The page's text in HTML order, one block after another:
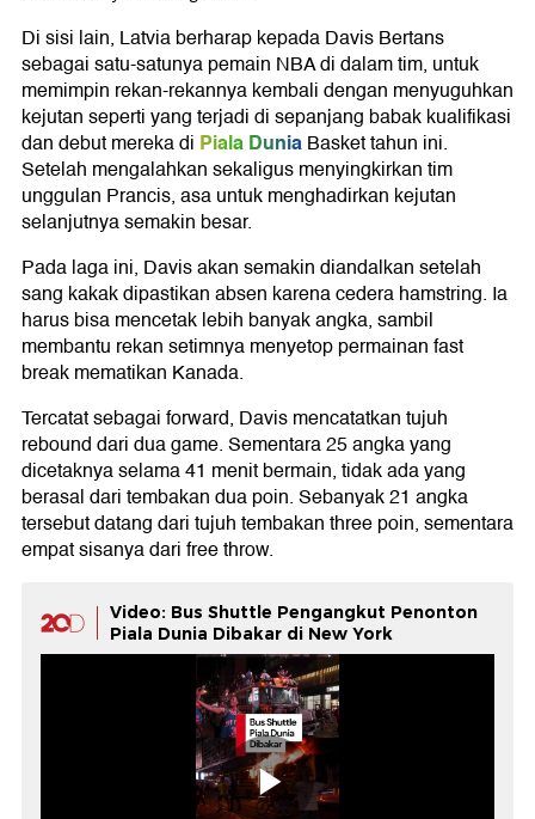
Di sisi lain, Latvia berharap kepada Davis Bertans
sebagai satu-satunya pemain NBA di dalam tim, untuk
memimpin rekan-rekannya kembali dengan menyuguhkan
kejutan seperti yang terjadi di sepanjang babak kualifikasi
dan debut mereka di Piala DuniaBasket tahun ini.
Setelah mengalahkan sekaligus menyingkirkan tim
unggulan Prancis, asa untuk menghadirkan kejutan
selanjutnya semakin besar.
Pada laga ini, Davis akan semakin diandalkan setelah
sang kakak dipastikan absen karena cedera hamstring. Ia
harus bisa mencetak lebih banyak angka, sambil
membantu rekan setimnya menyetop permainan fast
break mematikan Kanada.
Tercatat sebagai forward, Davis mencatatkan tujuh
rebound dari dua game. Sementara 25 angka yang
dicetaknya selama 41 menit bermain, tidak ada yang
berasal dari tembakan dua poin. Sebanyak 21 angka
tersebut datang dari tujuh tembakan three poin, sementara
empat sisanya dari free throw.
Video: Bus Shuttle Pengangkut Penonton
Piala Dunia Dibakar di New York